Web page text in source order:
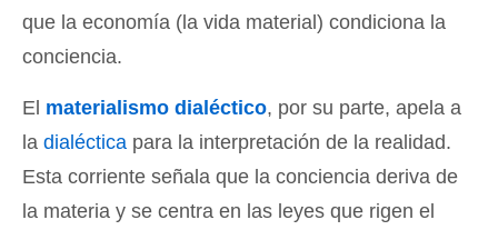
que la economía (la vida material) condiciona la
conciencia.
El materialismo dialéctico, por su parte, apela a
la dialéctica para la interpretación de la realidad.
Esta corriente señala que la conciencia deriva de
la materia y se centra en las leyes que rigen el